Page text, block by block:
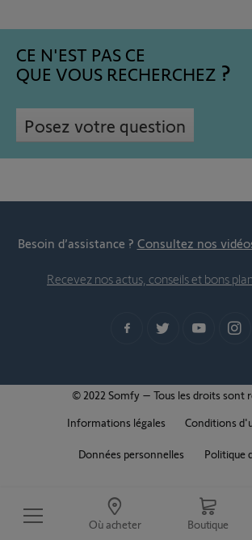
Où acheter Boutique
CE N'EST PAS CE
QUE VOUS RECHERCHEZ
Posez votre question
Besoin d’assistance ? Consultez nos
Recevez nos actus, conseils et bons
© 2022 Somfy – Tous les droits sont
Informations légales
Conditions
Données personnelles Politique